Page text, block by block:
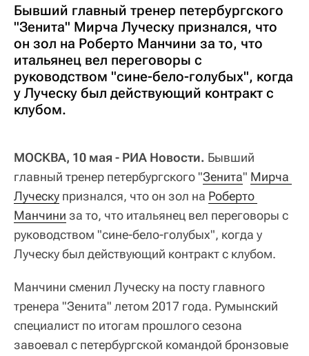
Бывший главный тренер петербургского
"Зенита" Мирча Луческу признался, что
он зол на Роберто Манчини за то, что
итальянец вел переговоры с
руководством "сине-бело-голубых", когда
у Луческу был действующий контракт с
клубом.
МОСКВА, 10 мая - РИА Новости. Бывший
главный тренер петербургского "Зенита" Мирча
Луческу признался, что он зол на Роберто
Манчини за то, что итальянец вел переговоры с
руководством "сине-бело-голубых", когда у
Луческу был действующий контракт с клубом.
Манчини сменил Луческу на посту главного
тренера "Зенита" летом 2017 года. Румынский
специалист по итогам прошлого сезона
завоевал с петербургской командой бронзовые